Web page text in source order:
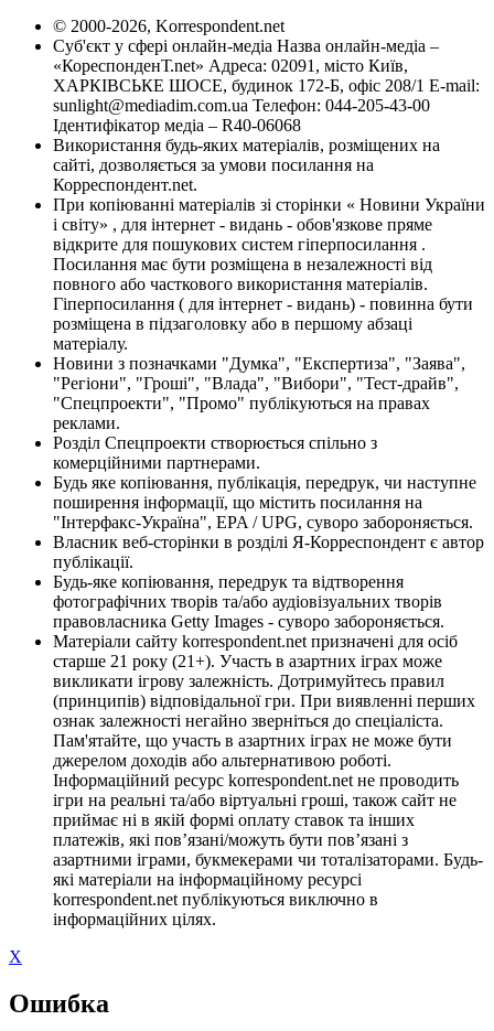
© 2000-2026, Korrespondent.net
Суб'єкт у сфері онлайн-медіа Назва онлайн-медіа –
«КореспонденТ.net» Адреса: 02091, місто Київ,
ХАРКІВСЬКЕ ШОСЕ, будинок 172-Б, офіс 208/1 E-mail:
sunlight@mediadim.com.ua Телефон: 044-205-43-00
Ідентифікатор медіа – R40-06068
Використання будь-яких матеріалів, розміщених на
сайті, дозволяється за умови посилання на
Корреспондент.net.
При копіюванні матеріалів зі сторінки « Новини України
і світу» , для інтернет - видань - обов'язкове пряме
відкрите для пошукових систем гіперпосилання .
Посилання має бути розміщена в незалежності від
повного або часткового використання матеріалів.
Гіперпосилання ( для інтернет - видань) - повинна бути
розміщена в підзаголовку або в першому абзаці
матеріалу.
Новини з позначками "Думка", "Експертиза", "Заява",
"Регіони", "Гроші", "Влада", "Вибори", "Тест-драйв",
"Спецпроекти", "Промо" публікуються на правах
реклами.
Розділ Спецпроекти створюється спільно з
комерційними партнерами.
Будь яке копіювання, публікація, передрук, чи наступне
поширення інформації, що містить посилання на
"Інтерфакс-Україна", EPA / UPG, суворо забороняється.
Власник веб-сторінки в розділі Я-Корреспондент є автор
публікації.
Будь-яке копіювання, передрук та відтворення
фотографічних творів та/або аудіовізуальних творів
правовласника Getty Images - суворо забороняється.
Матеріали сайту korrespondent.net призначені для осіб
старше 21 року (21+). Участь в азартних іграх може
викликати ігрову залежність. Дотримуйтесь правил
(принципів) відповідальної гри. При виявленні перших
ознак залежності негайно зверніться до спеціаліста.
Пам'ятайте, що участь в азартних іграх не може бути
джерелом доходів або альтернативою роботі.
Інформаційний ресурс korrespondent.net не проводить
ігри на реальні та/або віртуальні гроші, також сайт не
приймає ні в якій формі оплату ставок та інших
платежів, які пов’язані/можуть бути пов’язані з
азартними іграми, букмекерами чи тоталізаторами. Будь-
які матеріали на інформаційному ресурсі
korrespondent.net публікуються виключно в
інформаційних цілях.
X
Ошибка